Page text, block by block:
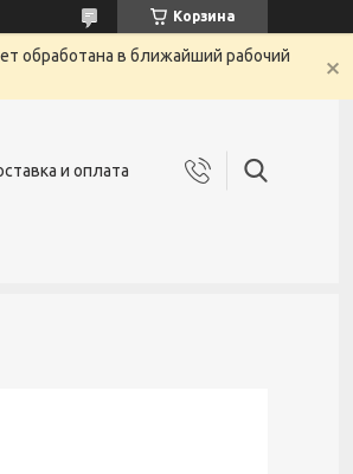
Корзина
обработана в ближайший рабочий
и оплата